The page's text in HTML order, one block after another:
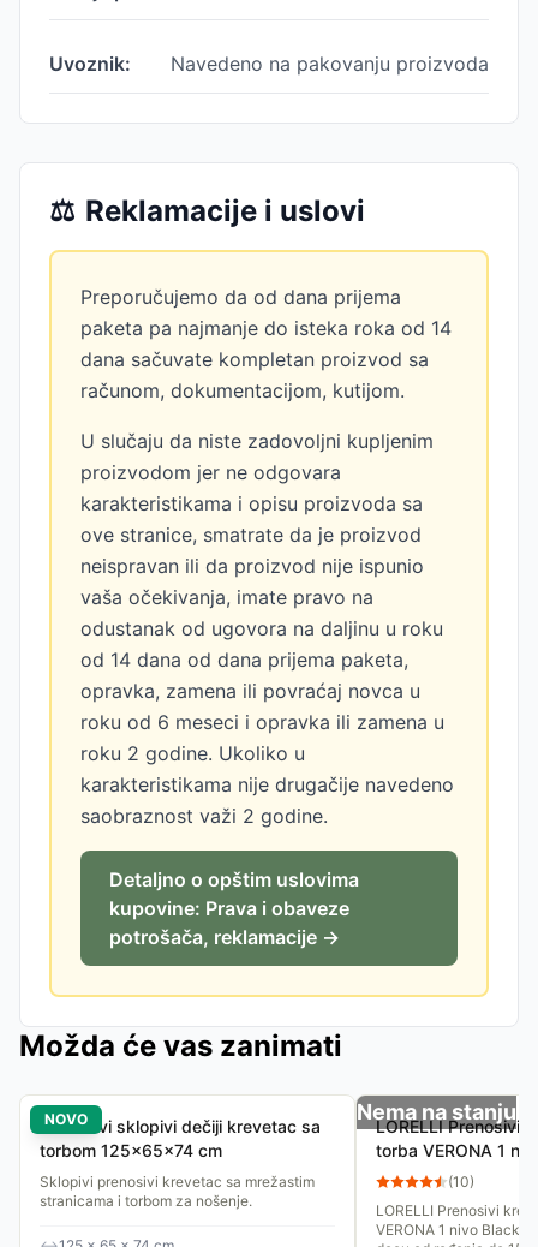
Uvoznik: Navedeno na pakovanju proizvoda
⚖️ Reklamacije i uslovi
Preporučujemo da od dana prijema
paketa pa najmanje do isteka roka od 14
dana sačuvate kompletan proizvod sa
računom, dokumentacijom, kutijom.
U slučaju da niste zadovoljni kupljenim
proizvodom jer ne odgovara
karakteristikama i opisu proizvoda sa
ove stranice, smatrate da je proizvod
neispravan ili da proizvod nije ispunio
vaša očekivanja, imate pravo na
odustanak od ugovora na daljinu u roku
od 14 dana od dana prijema paketa,
opravka, zamena ili povraćaj novca u
roku od 6 meseci i opravka ili zamena u
roku 2 godine. Ukoliko u
karakteristikama nije drugačije navedeno
saobraznost važi 2 godine.
Detaljno o opštim uslovima
kupovine: Prava i obaveze
potrošača, reklamacije →
Možda će vas zanimati
NOVO
Prenosivi sklopivi dečiji krevetac sa
torbom 125x65x74 cm
Sklopivi prenosivi krevetac sa mrežastim
stranicama i torbom za nošenje.
Nema na stanju
LORELLI Prenosivi
torba VERONA 1
Green Dots
(10)
LORELLI Prenosivi
VERONA 1 nivo Black